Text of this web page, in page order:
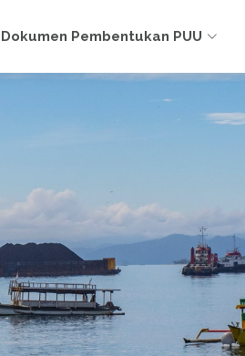
Dokumen Pembentukan PUU